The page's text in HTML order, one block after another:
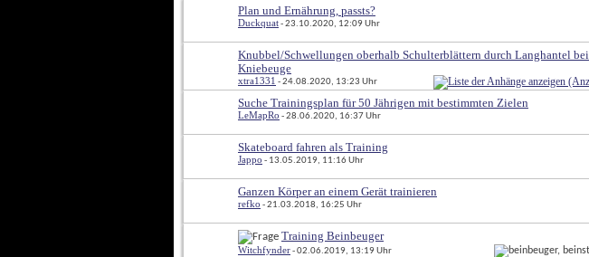
Plan und Ernährung, passts?
Duckquat - 23.10.2020, 12:09 Uhr
Knubbel/Schwellungen oberhalb Schulterblättern durch Langhantel bei
Kniebeuge
xtra1331 - 24.08.2020, 13:23 Uhr
Suche Trainingsplan für 50 Jährigen mit bestimmten Zielen
LeMapRo - 28.06.2020, 16:37 Uhr
Skateboard fahren als Training
Jappo - 13.05.2019, 11:16 Uhr
Ganzen Körper an einem Gerät trainieren
refko - 21.03.2018, 16:25 Uhr
Training Beinbeuger
Witchfynder - 02.06.2019, 13:19 Uhr